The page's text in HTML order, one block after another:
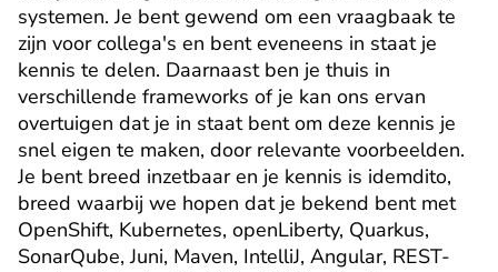
systemen. Je bent gewend om een vraagbaak te
zijn voor collega's en bent eveneens in staat je
kennis te delen. Daarnaast ben je thuis in
verschillende frameworks of je kan ons ervan
overtuigen dat je in staat bent om deze kennis je
snel eigen te maken, door relevante voorbeelden.
Je bent breed inzetbaar en je kennis is idemdito,
breed waarbij we hopen dat je bekend bent met
OpenShift, Kubernetes, openLiberty, Quarkus,
SonarQube, Juni, Maven, IntelliJ, Angular, REST-